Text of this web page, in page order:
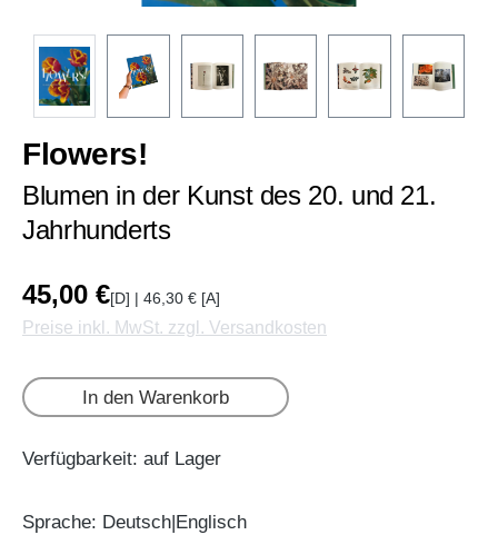
Flowers!
Blumen in der Kunst des 20. und 21.
Jahrhunderts
45,00 €[D] | 46,30 € [A]
Preise inkl. MwSt. zzgl. Versandkosten
In den Warenkorb
Verfügbarkeit: auf Lager
Sprache: Deutsch|Englisch